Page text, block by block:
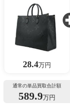
28.4万円
通常の単品買取合計額
589.9万円